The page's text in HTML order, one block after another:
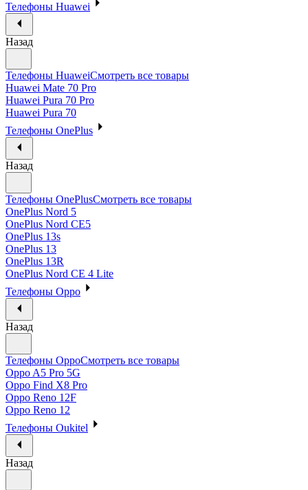
Телефоны Huawei
Назад
Телефоны HuaweiСмотреть все товары
Huawei Mate 70 Pro
Huawei Pura 70 Pro
Huawei Pura 70
Телефоны OnePlus
Назад
Телефоны OnePlusСмотреть все товары
OnePlus Nord 5
OnePlus Nord CE5
OnePlus 13s
OnePlus 13
OnePlus 13R
OnePlus Nord CE 4 Lite
Телефоны Oppo
Назад
Телефоны OppoСмотреть все товары
Oppo A5 Pro 5G
Oppo Find X8 Pro
Oppo Reno 12F
Oppo Reno 12
Телефоны Oukitel
Назад